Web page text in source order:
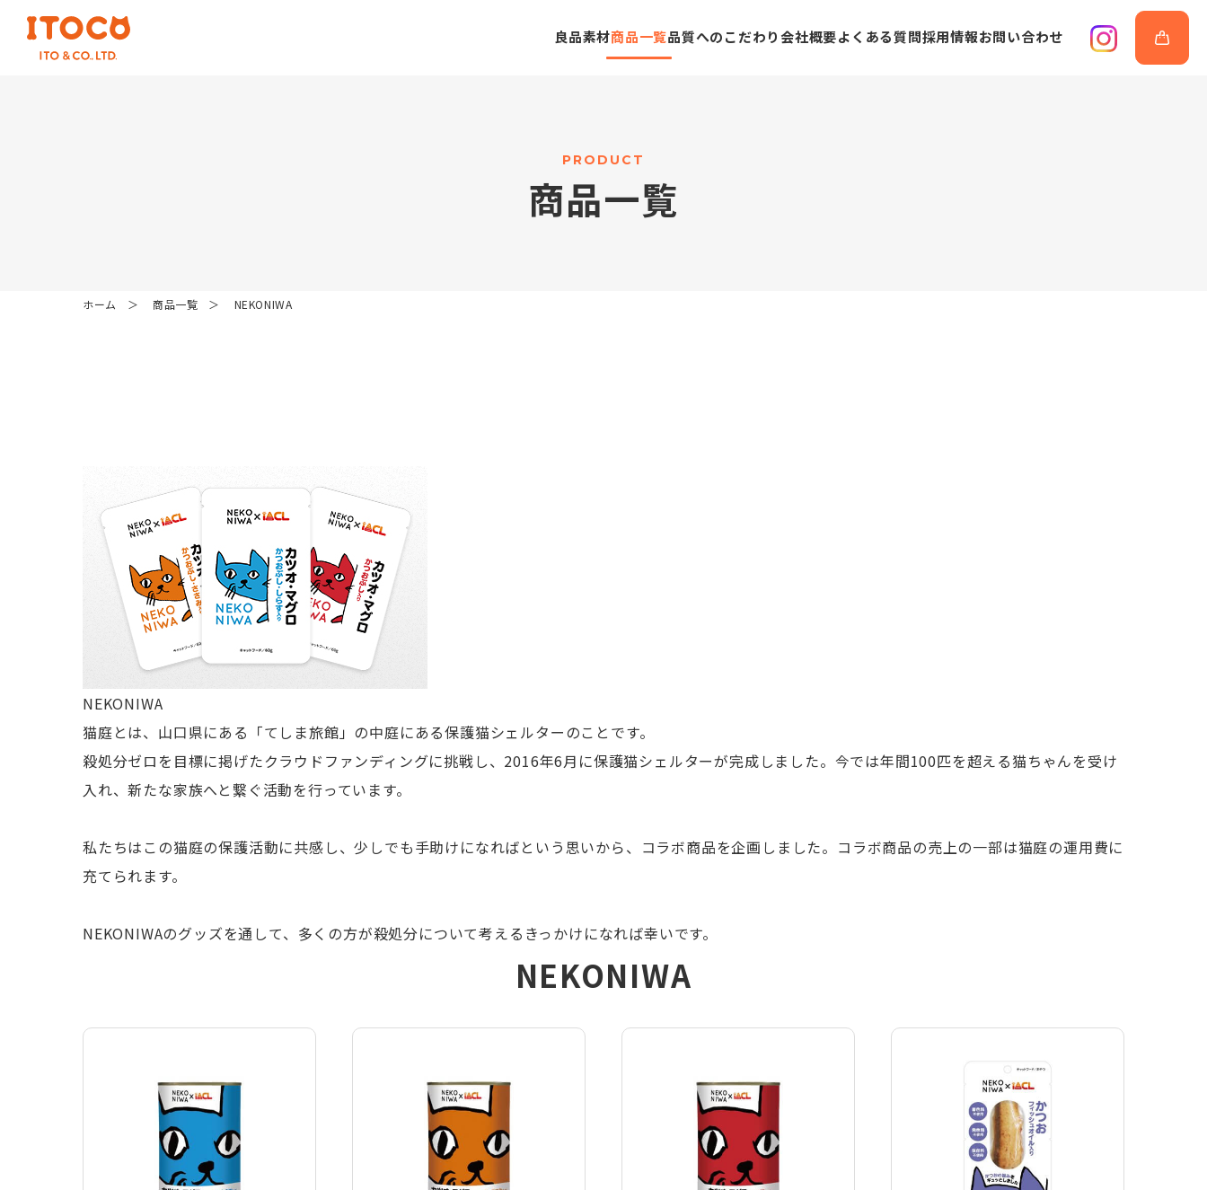
良品素材商品一覧品質へのこだわり 会社概要よくある質問採用情報お問い合わせ
PRO D U C T
商品一覧
ホーム 商品一覧 NEKONIWA
NEKONIWA
猫庭とは、山口県にある「てしま旅館」の中庭にある保護猫シェルターのことです。
殺処分ゼロを目標に掲げたクラウドファンディングに挑戦し、2016年6月に保護猫シェルターが完成しました。今では年間100匹を超える猫ちゃんを受け
入れ、新たな家族へと繋ぐ活動を行っています。
私たちはこの猫庭の保護活動に共感し、少しでも手助けになればという思いから、コラボ商品を企画しました。コラボ商品の売上の一部は猫庭の運用費に
充てられます。
NEKONIWAのグッズを通して、多くの方が殺処分について考えるきっかけになれば幸いです。
NEKONIWA